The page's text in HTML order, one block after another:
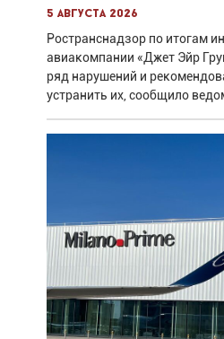
5 августа 2026
Ространснадзор по итогам
авиакомпании «Джет Эйр
ряд нарушений и
устранить их, сообщило